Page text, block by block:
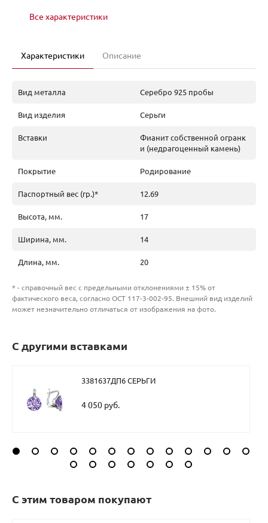
Все характеристики
Характеристики Описание
Вид металла Серебро 925 пробы
Вид изделия Серьги
Вставки
Фианит собственной огранк
и (недрагоценный камень)
Покрытие Родирование
Паспортный вес (гр.)* 12.69
Высота, мм. 17
Ширина, мм. 14
Длина, мм. 20
* - справочный вес с предельными отклонениями ± 15% от
фактического веса, согласно ОСТ 117-3-002-95. Внешний вид изделий
может незначительно отличаться от изображения на фото.
С другими вставками
3381637ДП6 СЕРЬГИ
4 050 руб.
С этим товаром покупают